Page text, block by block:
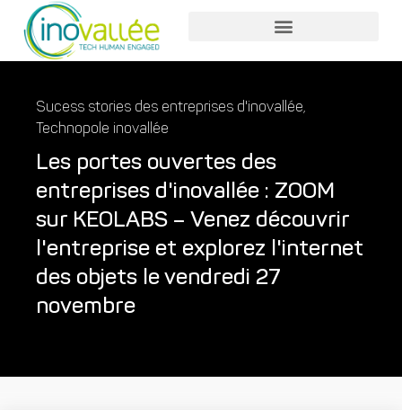
Sucess stories des entreprises d'inovallée,
Technopole inovallée
Les portes ouvertes des
entreprises d'inovallée : ZOOM
sur KEOLABS – Venez découvrir
l'entreprise et explorez l'internet
des objets le vendredi 27
novembre